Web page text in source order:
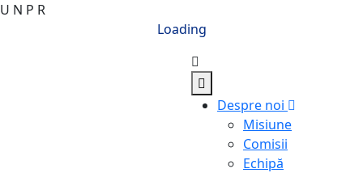
U N P R
Loading
Despre noi
Misiune
Comisii
Echipă